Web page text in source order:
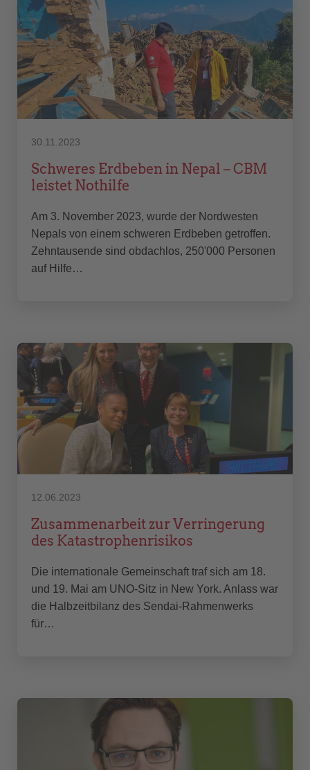
30.11.2023
Schweres Erdbeben in Nepal – CBM
leistet Nothilfe
Am 3. November 2023, wurde der Nordwesten
Nepals von einem schweren Erdbeben getroffen.
Zehntausende sind obdachlos, 250'000 Personen
auf Hilfe…
12.06.2023
Zusammenarbeit zur Verringerung
des Katastrophenrisikos
Die internationale Gemeinschaft traf sich am 18.
und 19. Mai am UNO-Sitz in New York. Anlass war
die Halbzeitbilanz des Sendai-Rahmenwerks
für…